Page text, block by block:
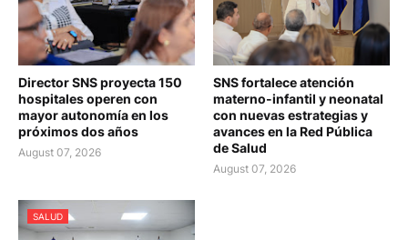
Director SNS proyecta 150
hospitales operen con
mayor autonomía en los
próximos dos años
August 07, 2026
SNS fortalece atención
materno-infantil y neonatal
con nuevas estrategias y
avances en la Red Pública
de Salud
August 07, 2026
SALUD